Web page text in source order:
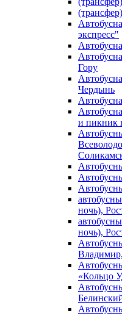
экспресс"
Гору
Чердынь
и пикник
ночь),
ночь),
«Кольцо